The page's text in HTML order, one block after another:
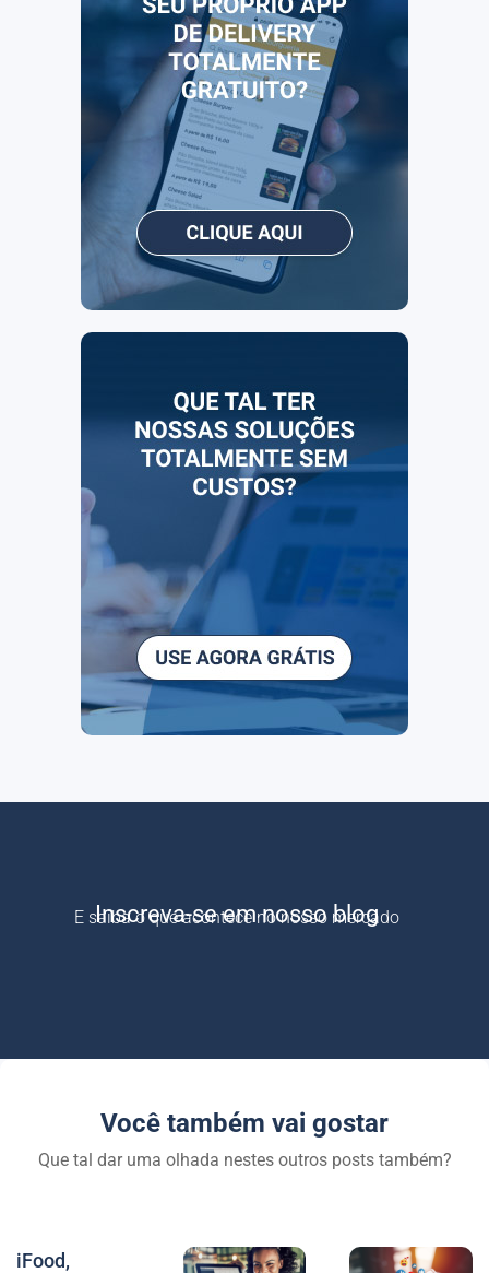
Inscreva-se em nosso blog
E saiba o que acontece no nosso mercado
Você também vai gostar
Que tal dar uma olhada nestes outros posts também?
iFood,